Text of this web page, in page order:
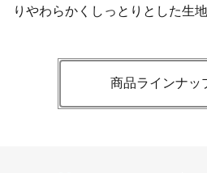
りやわらかくしっとりとした生
商品ラインナッ